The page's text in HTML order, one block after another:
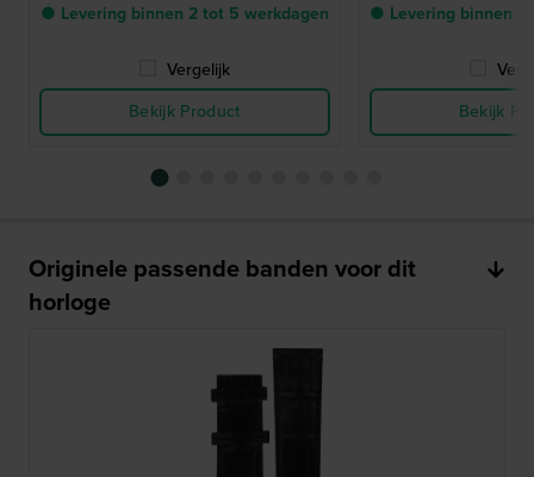
● Levering binnen 2 tot 5 werkdagen
Vergelijk
Bekijk Product
● Levering binnen
Bekijk
Originele passende banden voor dit
horloge